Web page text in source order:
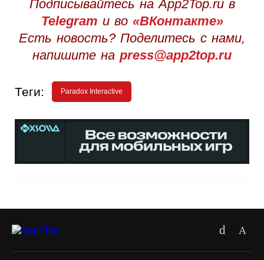
Подписывайтесь на App2Top.ru в
Telegram и во «ВКонтакте»
Есть новость? Поделитесь с нами,
напишите на press@app2top.ru
Теги: Paradox Interactive